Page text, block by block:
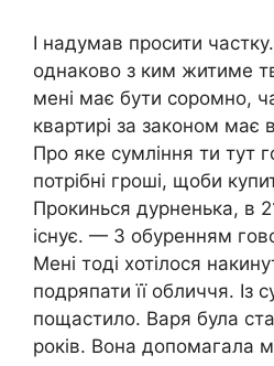
І надумав просити
однаково з ким житиме
мені має бути соромно,
квартирі за законом має
Про яке сумління ти тут
потрібні гроші, щоби
Прокинься дурненька, в 21
існує. — З обуренням
Мені тоді хотілося
подряпати її обличчя. Із
пощастило. Варя була
років. Вона допомагала